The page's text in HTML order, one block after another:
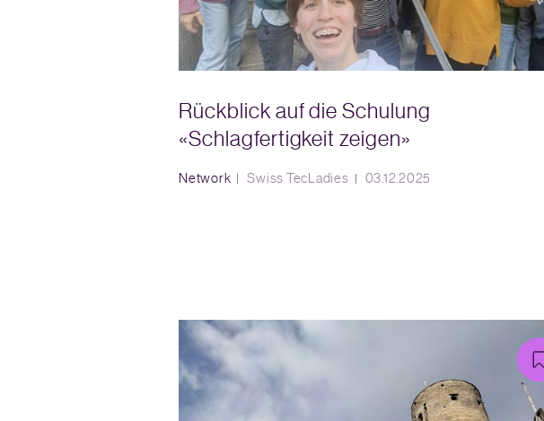
Rückblick auf die Schulung
«Schlagfertigkeit zeigen»
Network Swiss TecLadies 03.12.2025